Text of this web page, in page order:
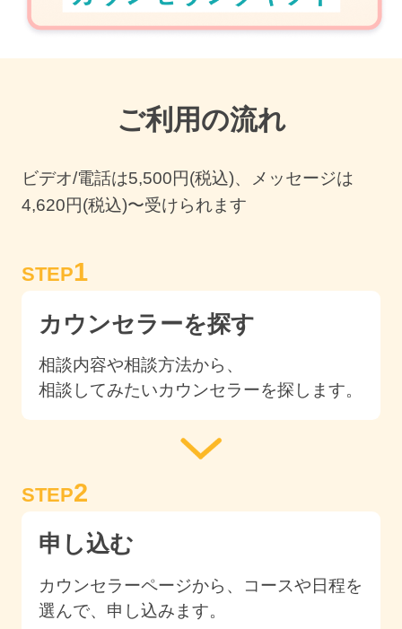
ご利用の流れ
ビデオ/電話は5,500円(税込)、メッセージは
4,620円(税込)〜受けられます
STEP1
カウンセラーを探す
相談内容や相談方法から、
相談してみたいカウンセラーを探します。
STEP2
申し込む
カウンセラーページから、コースや日程を
選んで、申し込みます。